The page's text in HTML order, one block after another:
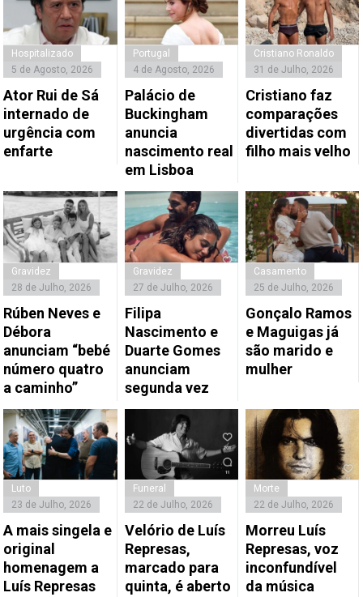
Hospitalizado
5 de Agosto, 2026
Ator Rui de Sá
internado de
urgência com
enfarte
Portugal
4 de Agosto, 2026
Palácio de
Buckingham
anuncia
nascimento real
em Lisboa
Cristiano Ronaldo
31 de Julho, 2026
Cristiano faz
comparações
divertidas com
filho mais velho
Gravidez
28 de Julho, 2026
Rúben Neves e
Débora
anunciam “bebé
número quatro
a caminho”
Gravidez
27 de Julho, 2026
Filipa
Nascimento e
Duarte Gomes
anunciam
segunda vez
Casamento
25 de Julho, 2026
Gonçalo Ramos
e Maguigas já
são marido e
mulher
Luto
23 de Julho, 2026
A mais singela e
original
homenagem a
Luís Represas
Funeral
22 de Julho, 2026
Velório de Luís
Represas,
marcado para
quinta, é aberto
Morte
22 de Julho, 2026
Morreu Luís
Represas, voz
inconfundível
da música